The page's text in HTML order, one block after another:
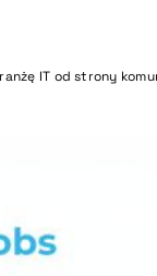
IT od strony